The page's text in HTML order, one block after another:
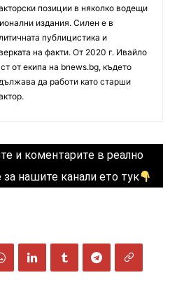
позиции в няколко водещи
издания. Силен е в
публицистика и
на факти. От 2020 г. Ивайло
от екипа на bnews.bg, където
да работи като старши
и коментарите в реално
нашите канали ето тук